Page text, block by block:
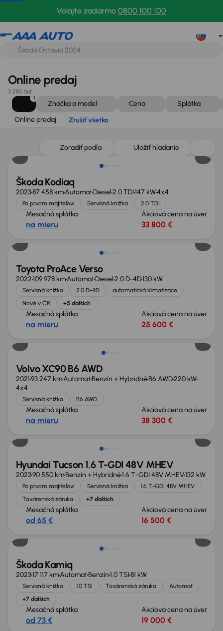
Volajte zadarmo 0800 100 100
Online predaj
Online predaj
3 283 áut
1
Značka a model Cena
Splátka
Online predaj
Zrušiť všetko
Zoradiť podľa Uložiť hľadanie
Možnosť odpočtu DPH
Škoda Kodiaq
202387 458 kmAutomatDiesel2.0 TDI147 kW4x4
Po prvom majiteľovi Servisná knižka 2.0 TDI
Mesačná splátka
na mieru
Akciová cena na úver
33 800 €
Zlacnené o 2 800 €
Toyota ProAce Verso
2022109 978 kmAutomatDiesel2.0 D-4D130 kW
Servisná knižka 2.0 D-4D
automatická klimatizace
Nové v ČR
+5 ďalších
Mesačná splátka
na mieru
Akciová cena na úver
25 600 €
Volvo XC90 B6 AWD
202193 247 kmAutomatBenzín + HybridnéB6 AWD220 kW
4x4
Servisná knižka B6 AWD
Mesačná splátka
na mieru
Akciová cena na úver
38 300 €
Možnosť odpočtu DPH
Hyundai Tucson 1.6 T-GDI 48V MHEV
202390 550 kmBenzín + Hybridné1.6 T-GDI 48V MHEV132 kW
Po prvom majiteľovi Servisná knižka
1.6 T-GDI 48V MHEV
Továrenská záruka
+7 ďalších
Mesačná splátka
od 65 €
Akciová cena na úver
16 500 €
Ušetríte 6 700 €
Škoda Kamiq
202317 117 kmAutomatBenzín1.0 TSI81 kW
Servisná knižka 1.0 TSI Továrenská záruka
Automat
+7 ďalších
Mesačná splátka
od 73 €
Akciová cena na úver
19 000 €
Zlacnené o 2 900 €